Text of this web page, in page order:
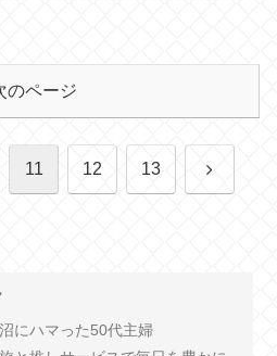
のページ
11 12 13 次
にハマった50代主婦